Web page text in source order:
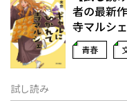
者の最新
寺マルシ
青春
試し読み